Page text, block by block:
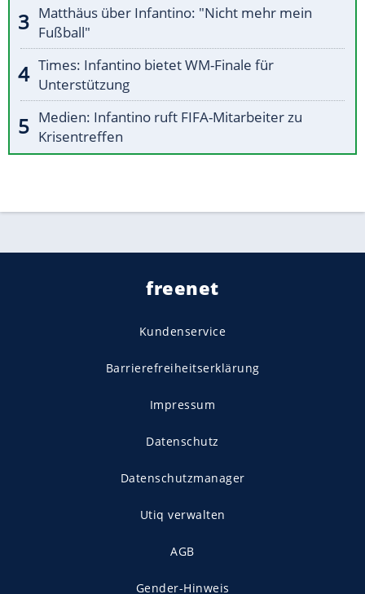
Matthäus über Infantino: "Nicht mehr mein
Fußball"
Times: Infantino bietet WM-Finale für
Unterstützung
Medien: Infantino ruft FIFA-Mitarbeiter zu
Krisentreffen
freenet
Kundenservice
Barrierefreiheitserklärung
Impressum
Datenschutz
Datenschutzmanager
Utiq verwalten
AGB
Gender-Hinweis